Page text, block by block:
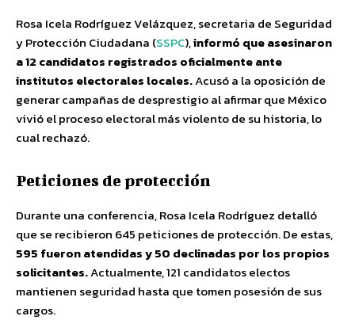
Rosa Icela Rodríguez Velázquez, secretaria de Seguridad
y Protección Ciudadana (SSPC),informó que asesinaron
a 12 candidatos registrados oficialmente ante
institutos electorales locales.Acusó a la oposición de
generar campañas de desprestigio al afirmar que México
vivió el proceso electoral más violento de su historia, lo
cual rechazó.
Peticiones de protección
Durante una conferencia, Rosa Icela Rodríguez detalló
que se recibieron 645 peticiones de protección. De estas,
595 fueron atendidas y 50 declinadas por los propios
solicitantes.Actualmente, 121 candidatos electos
mantienen seguridad hasta que tomen posesión de sus
cargos.